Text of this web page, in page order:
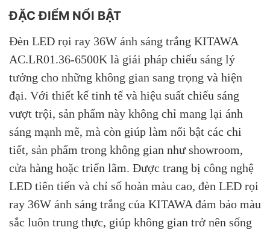
ĐẶC ĐIỂM NỔI BẬT
Đèn LED rọi ray 36W ánh sáng trắng KITAWA
AC.LR01.36-6500K là giải pháp chiếu sáng lý
tưởng cho những không gian sang trọng và hiện
đại. Với thiết kế tinh tế và hiệu suất chiếu sáng
vượt trội, sản phẩm này không chỉ mang lại ánh
sáng mạnh mẽ, mà còn giúp làm nổi bật các chi
tiết, sản phẩm trong không gian như showroom,
cửa hàng hoặc triển lãm. Được trang bị công nghệ
LED tiên tiến và chỉ số hoàn màu cao, đèn LED rọi
ray 36W ánh sáng trắng của KITAWA đảm bảo màu
sắc luôn trung thực, giúp không gian trở nên sống